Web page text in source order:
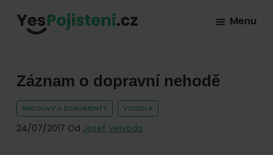
všech
druhů
pojištění
od
Menu
Záznam o dopravní nehodě
SMLOUVY A DOKUMENTY VOZIDLA
24/07/2017 Od Josef Vejvoda